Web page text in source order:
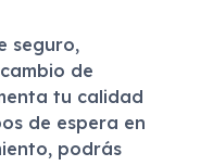
seguro,
de
tu calidad
de espera en
podrás